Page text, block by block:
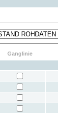
Ganglinie